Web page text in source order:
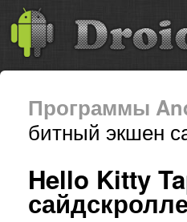
Программы
битный экшен
Hello Kitty